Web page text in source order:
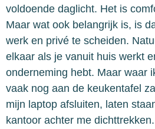
voldoende daglicht. Het is
Maar wat ook belangrijk is, is
werk en privé te scheiden.
elkaar als je vanuit huis werkt
onderneming hebt. Maar waar
vaak nog aan de keukentafel
mijn laptop afsluiten, laten
kantoor achter me